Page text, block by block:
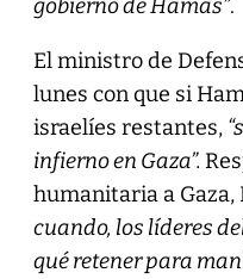
gobierno de Hamás”.
El ministro de
lunes con que si
israelíes restantes,
infierno en Gaza”.
humanitaria a Gaza,
cuando, los líderes
qué retener para